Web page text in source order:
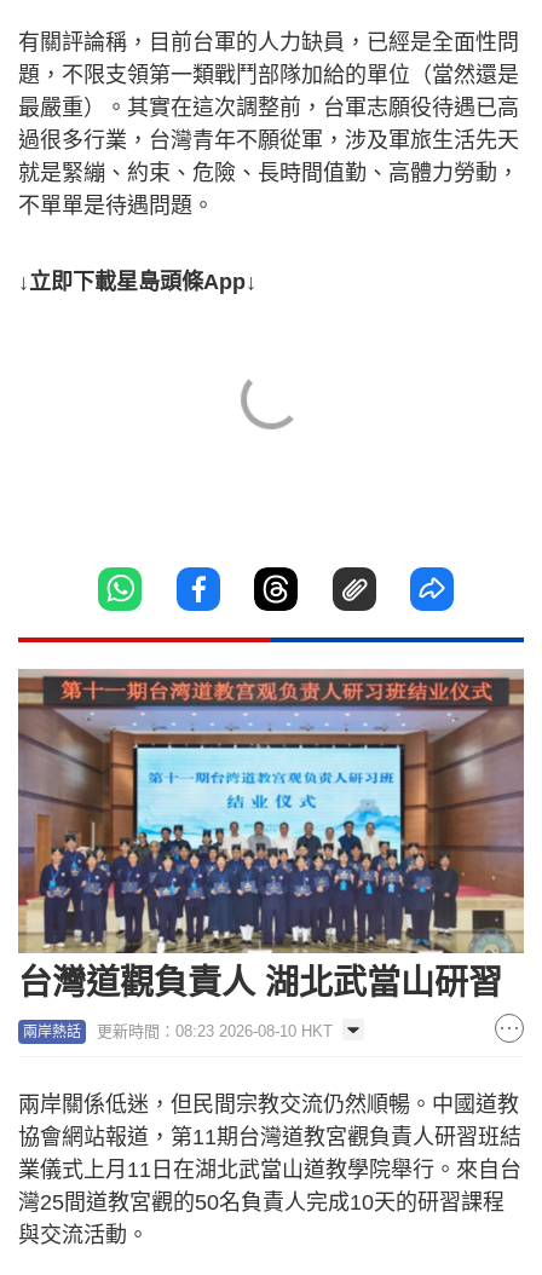
有關評論稱，目前台軍的人力缺員，已經是全面性問
題，不限支領第一類戰鬥部隊加給的單位（當然還是
最嚴重）。其實在這次調整前，台軍志願役待遇已高
過很多行業，台灣青年不願從軍，涉及軍旅生活先天
就是緊繃、約束、危險、長時間值勤、高體力勞動，
不單單是待遇問題。
↓立即下載星島頭條App↓
台灣道觀負責人 湖北武當山研習
兩岸熱話 更新時間：08:23 2026-08-10 HKT
兩岸關係低迷，但民間宗教交流仍然順暢。中國道教
協會網站報道，第11期台灣道教宮觀負責人研習班結
業儀式上月11日在湖北武當山道教學院舉行。來自台
灣25間道教宮觀的50名負責人完成10天的研習課程
與交流活動。